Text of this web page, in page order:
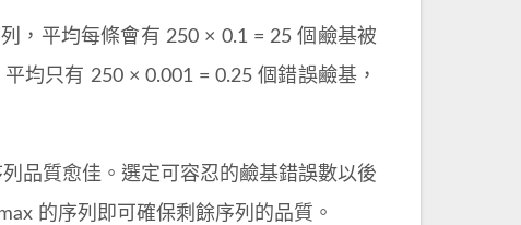
，平均每條會有 250 × 0.1 = 25 個鹼基被
均只有 250 × 0.001 = 0.25 個錯誤鹼基，
品質愈佳。選定可容忍的鹼基錯誤數以後
的序列即可確保剩餘序列的品質。